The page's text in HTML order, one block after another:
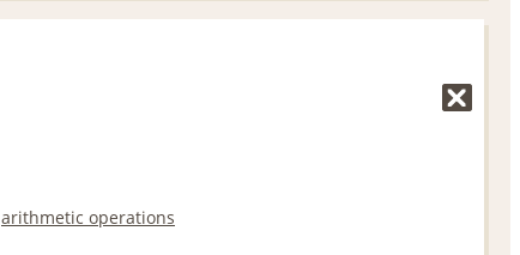
arithmetic operations